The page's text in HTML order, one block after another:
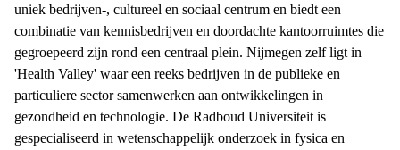
uniek bedrijven-, cultureel en sociaal centrum en biedt een
combinatie van kennisbedrijven en doordachte kantoorruimtes die
gegroepeerd zijn rond een centraal plein. Nijmegen zelf ligt in
'Health Valley' waar een reeks bedrijven in de publieke en
particuliere sector samenwerken aan ontwikkelingen in
gezondheid en technologie. De Radboud Universiteit is
gespecialiseerd in wetenschappelijk onderzoek in fysica en